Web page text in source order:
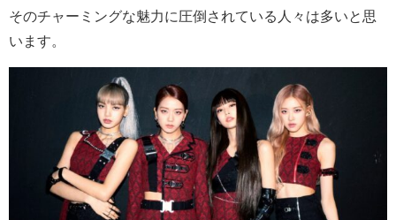
そのチャーミングな魅力に圧倒されている人々は多いと思
います。